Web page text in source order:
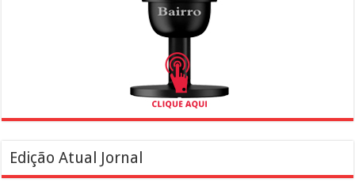
Edição Atual Jornal